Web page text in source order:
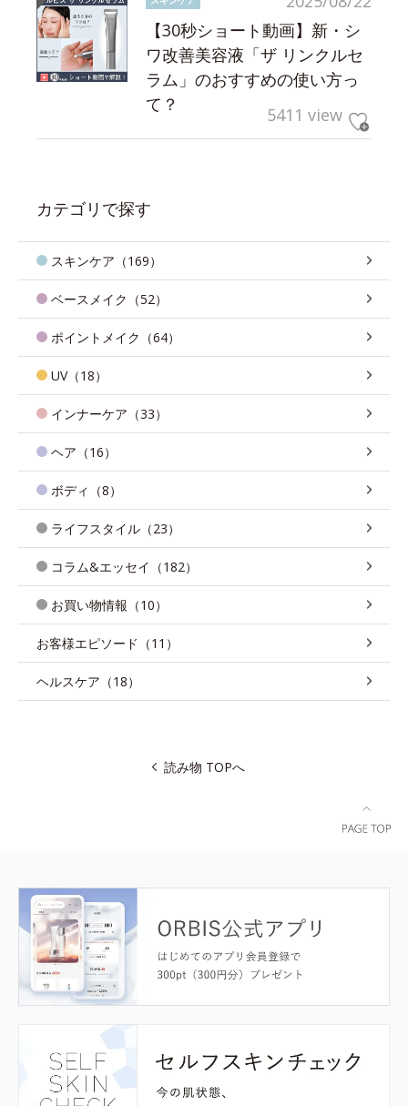
【30秒ショート動画】新・シ
ワ改善美容液「ザ リンクルセ
ラム」のおすすめの使い方っ
て？
5411 view
カテゴリで探す
スキンケア（169）
ベースメイク（52）
ポイントメイク（64）
UV（18）
インナーケア（33）
ヘア（16）
ボディ（8）
ライフスタイル（23）
コラム&エッセイ（182）
お買い物情報（10）
お客様エピソード（11）
ヘルスケア（18）
読み物 TOPへ